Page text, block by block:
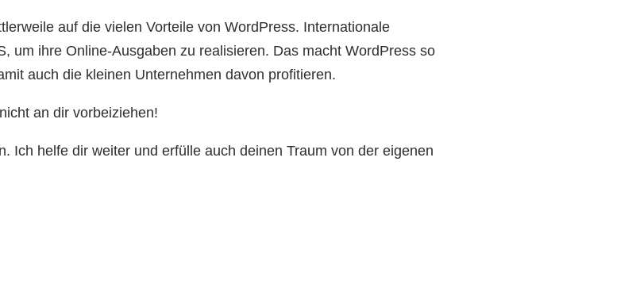
auf die vielen Vorteile von WordPress. Internationale
um ihre Online-Ausgaben zu realisieren. Das macht WordPress so
auch die kleinen Unternehmen davon profitieren.
an dir vorbeiziehen!
Ich helfe dir weiter und erfülle auch deinen Traum von der eigenen